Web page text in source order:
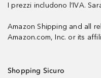
I prezzi includono l’IVA.
Amazon Shipping and all
Amazon.com, Inc. or its
Shopping Sicuro